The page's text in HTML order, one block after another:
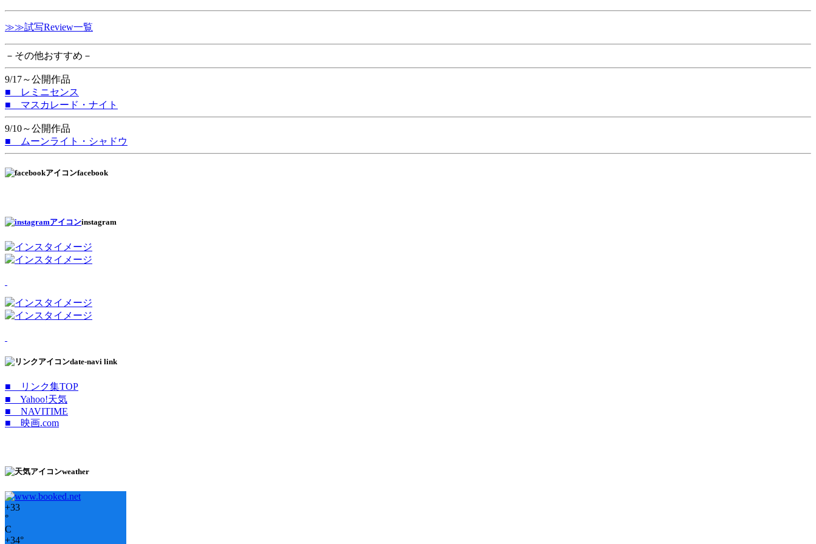
≫≫試写Review一覧
－その他おすすめ－
9/17～公開作品
■ レミニセンス
■ マスカレード・ナイト
9/10～公開作品
■ ムーンライト・シャドウ
facebook
instagram
date-navi link
■ リンク集TOP
■ Yahoo!天気
■ NAVITIME
■ 映画.com
weather
+33
°
C
+34°